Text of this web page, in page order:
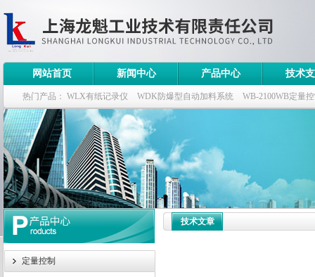
网站首页 新闻中心 产品中心 技术
热门产品： WLX有纸记录仪 WDK防爆型自动加料系统 WB-2100WB定量
WDK流量定量控制柜 WB-2100定量装车控制仪
定量控制
技术文章